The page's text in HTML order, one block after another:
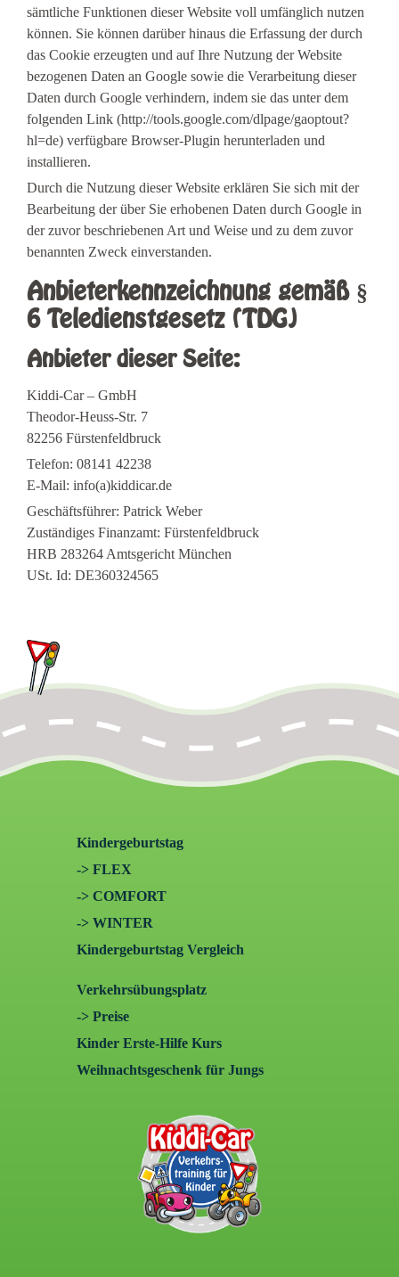
sämtliche Funktionen dieser Website voll umfänglich nutzen
können. Sie können darüber hinaus die Erfassung der durch
das Cookie erzeugten und auf Ihre Nutzung der Website
bezogenen Daten an Google sowie die Verarbeitung dieser
Daten durch Google verhindern, indem sie das unter dem
folgenden Link (http://tools.google.com/dlpage/gaoptout?
hl=de) verfügbare Browser-Plugin herunterladen und
installieren.
Durch die Nutzung dieser Website erklären Sie sich mit der
Bearbeitung der über Sie erhobenen Daten durch Google in
der zuvor beschriebenen Art und Weise und zu dem zuvor
benannten Zweck einverstanden.
Anbieterkennzeichnung gemäß §
6 Teledienstgesetz (TDG)
Anbieter dieser Seite:
Kiddi-Car – GmbH
Theodor-Heuss-Str. 7
82256 Fürstenfeldbruck
Telefon: 08141 42238
E-Mail: info(a)kiddicar.de
Geschäftsführer: Patrick Weber
Zuständiges Finanzamt: Fürstenfeldbruck
HRB 283264 Amtsgericht München
USt. Id: DE360324565
Kindergeburtstag
-> FLEX
-> COMFORT
-> WINTER
Kindergeburtstag Vergleich
Verkehrsübungsplatz
-> Preise
Kinder Erste-Hilfe Kurs
Weihnachtsgeschenk für Jungs